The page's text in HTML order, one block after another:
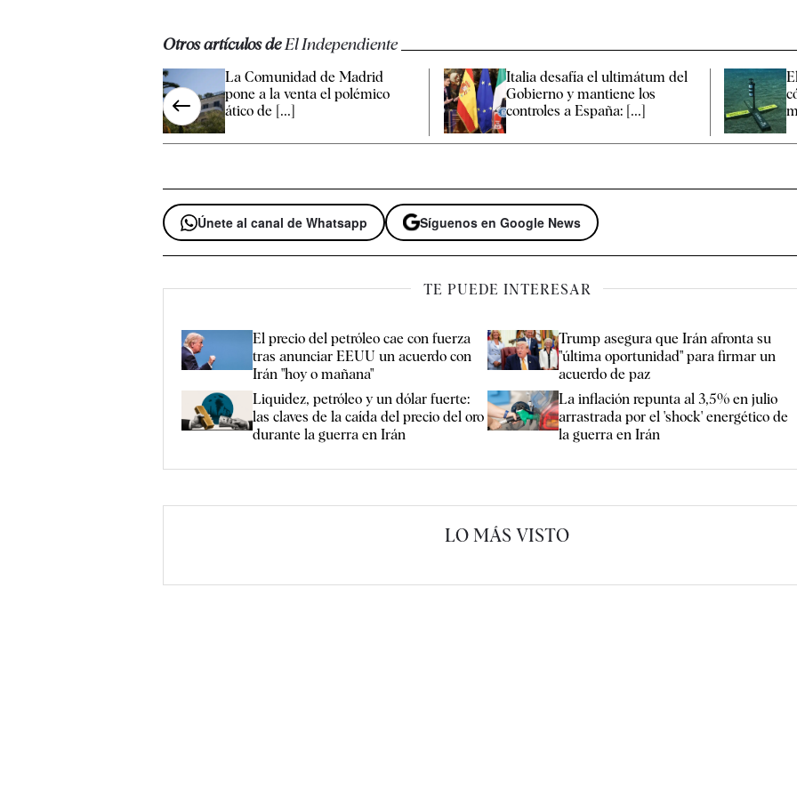
Otros artículos deEl Independiente
La Comunidad de Madrid
pone a la venta el polémico
ático de [...]
Italia desafía el ultimátum del
Gobierno y mantiene los
controles a España: [...]
Únete al canal de Whatsapp Síguenos en Google News
TE PUEDE INTERESAR
El precio del petróleo cae con fuerza
tras anunciar EEUU un acuerdo con
Irán "hoy o mañana"
Trump asegura que Irán afronta su
"última oportunidad" para firmar un
acuerdo de paz
Liquidez, petróleo y un dólar fuerte:
las claves de la caída del precio del oro
durante la guerra en Irán
La inflación repunta al 3,5% en julio
arrastrada por el 'shock' energético de
la guerra en Irán
LO MÁS VISTO